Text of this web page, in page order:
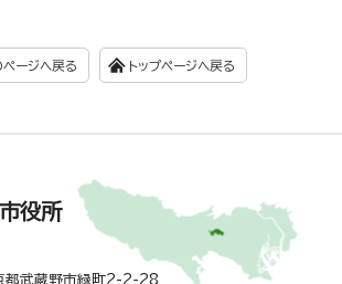
ージへ戻る トップページへ戻る
役所
武蔵野市緑町2-2-28